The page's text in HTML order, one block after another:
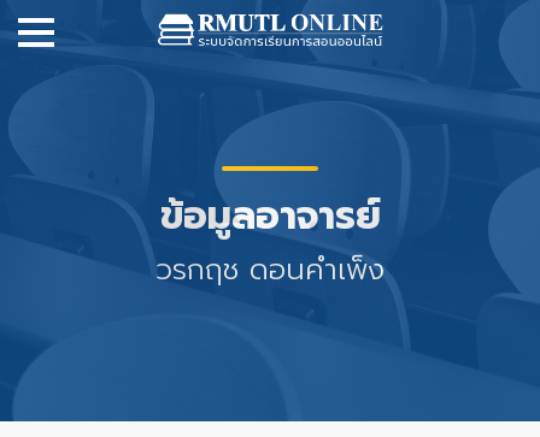
ข้อมูลอาจารย์
วรกฤช ดอนคำเพ็ง